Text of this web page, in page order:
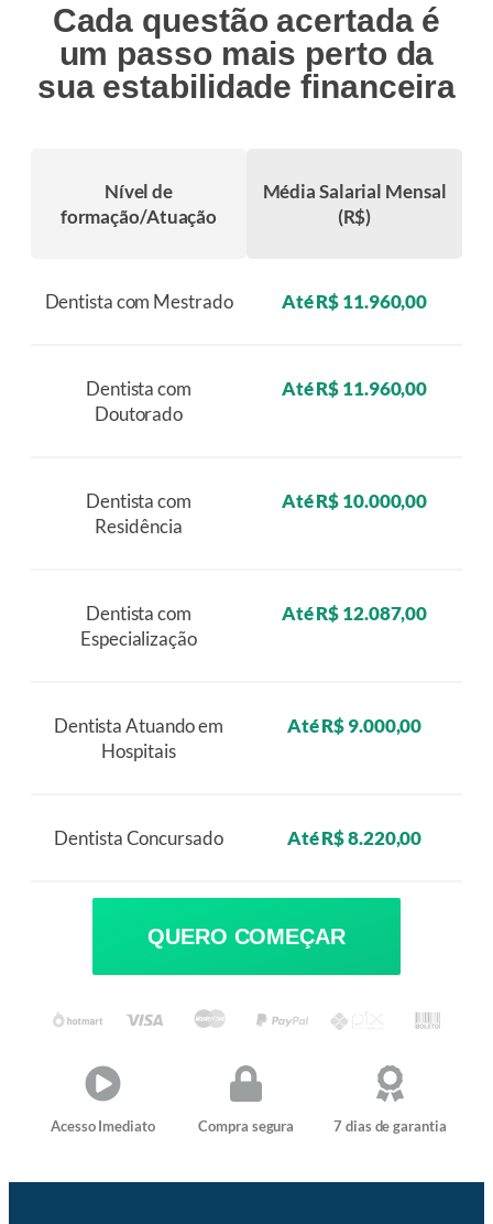
Cada questão acertada é
um passo mais perto da
sua estabilidade financeira
Nível de
formação/Atuação
Média Salarial Mensal
(R$)
Dentista com Mestrado Até R$ 11.960,00
Dentista com
Doutorado
Até R$ 11.960,00
Dentista com
Residência
Até R$ 10.000,00
Dentista com
Especialização
Até R$ 12.087,00
Dentista Atuando em
Hospitais
Até R$ 9.000,00
Dentista Concursado Até R$ 8.220,00
QUERO COMEÇAR
Acesso Imediato Compra segura 7 dias de garantia